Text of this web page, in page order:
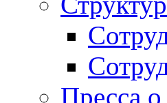
Пресса о